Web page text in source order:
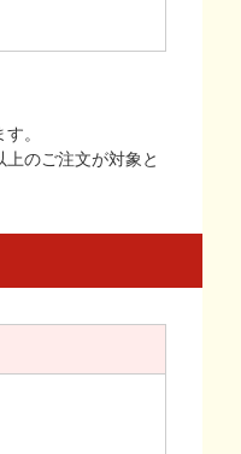
。
のご注文が対象と